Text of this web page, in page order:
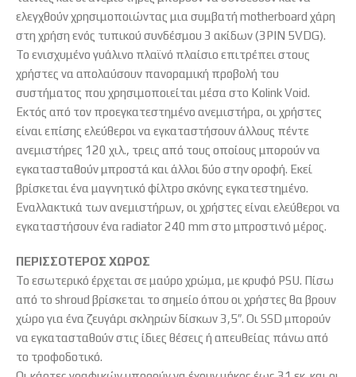
ελεγχθούν χρησιμοποιώντας μια συμβατή motherboard χάρη
στη χρήση ενός τυπικού συνδέσμου 3 ακίδων (3PIN 5VDG).
Το ενισχυμένο γυάλινο πλαϊνό πλαίσιο επιτρέπει στους
χρήστες να απολαύσουν πανοραμική προβολή του
συστήματος που χρησιμοποιείται μέσα στο Kolink Void.
Εκτός από τον προεγκατεστημένο ανεμιστήρα, οι χρήστες
είναι επίσης ελεύθεροι να εγκαταστήσουν άλλους πέντε
ανεμιστήρες 120 χιλ., τρεις από τους οποίους μπορούν να
εγκατασταθούν μπροστά και άλλοι δύο στην οροφή. Εκεί
βρίσκεται ένα μαγνητικό φίλτρο σκόνης εγκατεστημένο.
Εναλλακτικά των ανεμιστήρων, οι χρήστες είναι ελεύθεροι να
εγκαταστήσουν ένα radiator 240 mm στο μπροστινό μέρος.
ΠΕΡΙΣΣΟΤΕΡΟΣ ΧΩΡΟΣ
Το εσωτερικό έρχεται σε μαύρο χρώμα, με κρυφό PSU. Πίσω
από το shroud βρίσκεται το σημείο όπου οι χρήστες θα βρουν
χώρο για ένα ζευγάρι σκληρών δίσκων 3,5″. Οι SSD μπορούν
να εγκατασταθούν στις ίδιες θέσεις ή απευθείας πάνω από
το τροφοδοτικό.